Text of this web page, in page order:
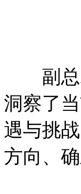
副总裁
洞察了
遇与挑
方向、